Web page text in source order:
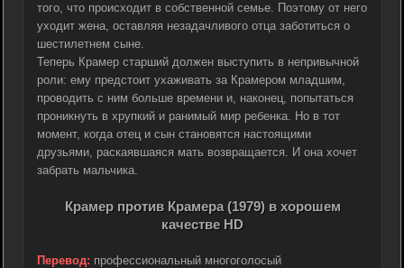
того, что происходит в собственной семье. Поэтому от него
уходит жена, оставляя незадачливого отца заботиться о
шестилетнем сыне.
Теперь Крамер старший должен выступить в непривычной
роли: ему предстоит ухаживать за Крамером младшим,
проводить с ним больше времени и, наконец, попытаться
проникнуть в хрупкий и ранимый мир ребенка. Но в тот
момент, когда отец и сын становятся настоящими
друзьями, раскаявшаяся мать возвращается. И она хочет
забрать мальчика.
Крамер против Крамера (1979) в хорошем
качестве HD
Перевод: профессиональный многоголосый